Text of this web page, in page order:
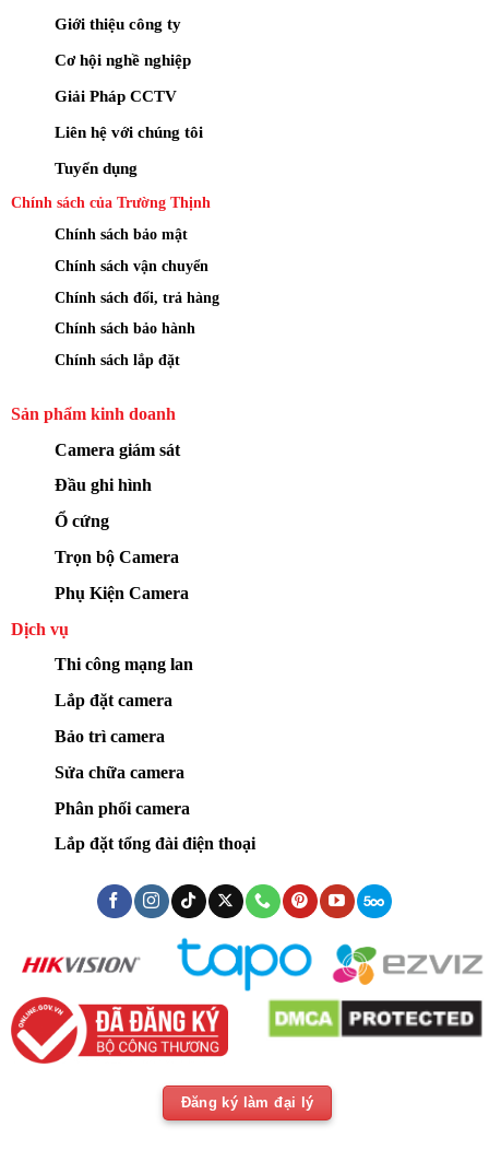
Giới thiệu công ty
Cơ hội nghề nghiệp
Giải Pháp CCTV
Liên hệ với chúng tôi
Tuyển dụng
Chính sách của Trường Thịnh
Chính sách bảo mật
Chính sách vận chuyển
Chính sách đổi, trả hàng
Chính sách bảo hành
Chính sách lắp đặt
Sản phẩm kinh doanh
Camera giám sát
Đầu ghi hình
Ổ cứng
Trọn bộ Camera
Phụ Kiện Camera
Dịch vụ
Thi công mạng lan
Lắp đặt camera
Bảo trì camera
Sửa chữa camera
Phân phối camera
Lắp đặt tổng đài điện thoại
Đăng ký làm đại lý